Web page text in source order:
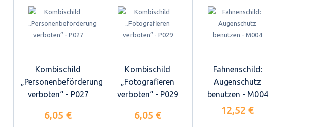
Kombischild
„Personenbeförderung
verboten“ - P027
6,05 €
Kombischild
„Fotografieren
verboten“ - P029
6,05 €
Fahnenschild:
Augenschutz
benutzen - M004
12,52 €